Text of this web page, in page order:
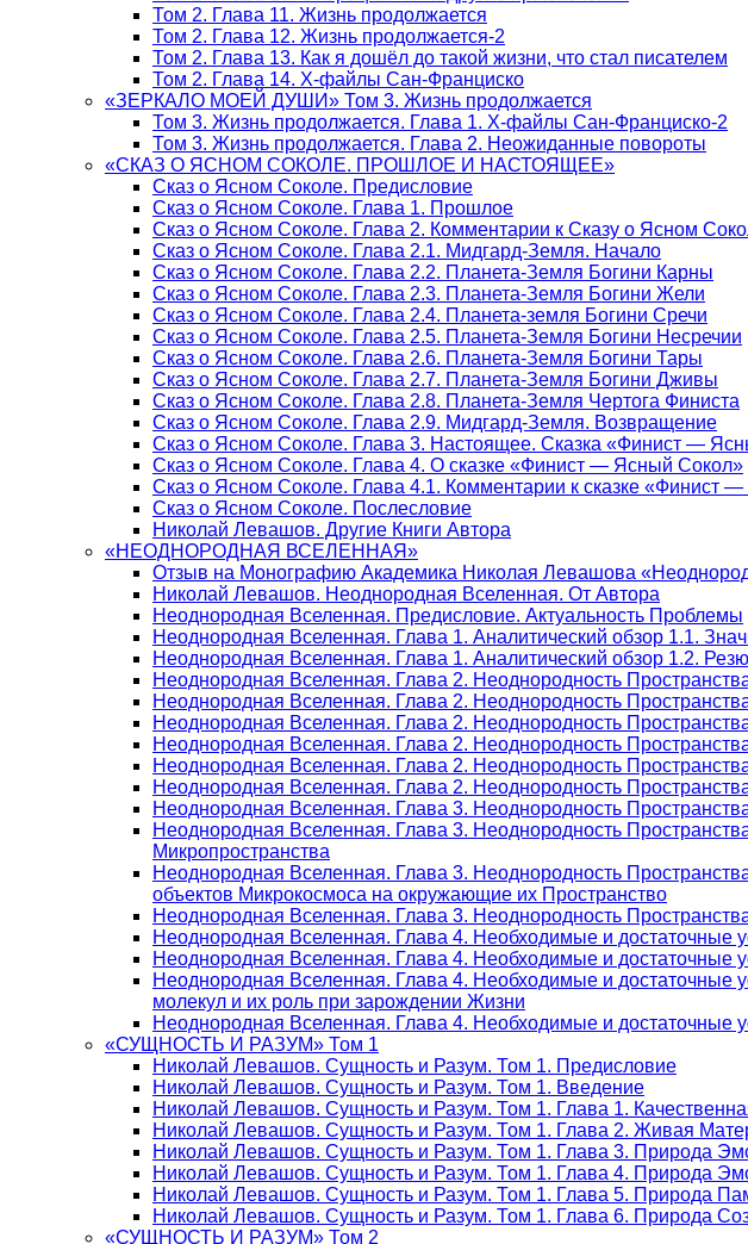
Том 2. Глава 11. Жизнь продолжается
Том 2. Глава 12. Жизнь продолжается-2
Том 2. Глава 13. Как я дошёл до такой жизни, что стал писателем
Том 2. Глава 14. Х-файлы Сан-Франциско
«ЗЕРКАЛО МОЕЙ ДУШИ» Том 3. Жизнь продолжается
Том 3. Жизнь продолжается. Глава 1. Х-файлы Сан-Франциско-2
Том 3. Жизнь продолжается. Глава 2. Неожиданные повороты
«СКАЗ О ЯСНОМ СОКОЛЕ. ПРОШЛОЕ И НАСТОЯЩЕЕ»
Сказ о Ясном Соколе. Предисловие
Сказ о Ясном Соколе. Глава 1. Прошлое
Сказ о Ясном Соколе. Глава 2. Комментарии к Сказу о Ясном
Сказ о Ясном Соколе. Глава 2.1. Мидгард-Земля. Начало
Сказ о Ясном Соколе. Глава 2.2. Планета-Земля Богини Карны
Сказ о Ясном Соколе. Глава 2.3. Планета-Земля Богини Жели
Сказ о Ясном Соколе. Глава 2.4. Планета-земля Богини Сречи
Сказ о Ясном Соколе. Глава 2.5. Планета-Земля Богини Несречии
Сказ о Ясном Соколе. Глава 2.6. Планета-Земля Богини Тары
Сказ о Ясном Соколе. Глава 2.7. Планета-Земля Богини Дживы
Сказ о Ясном Соколе. Глава 2.8. Планета-Земля Чертога Финиста
Сказ о Ясном Соколе. Глава 2.9. Мидгард-Земля. Возвращение
Сказ о Ясном Соколе. Глава 3. Настоящее. Сказка «Финист —
Сказ о Ясном Соколе. Глава 4. О сказке «Финист — Ясный Сокол»
Сказ о Ясном Соколе. Глава 4.1. Комментарии к сказке «Финист
Сказ о Ясном Соколе. Послесловие
Николай Левашов. Другие Книги Автора
«НЕОДНОРОДНАЯ ВСЕЛЕННАЯ»
Отзыв на Монографию Академика Николая Левашова
Николай Левашов. Неоднородная Вселенная. От Автора
Неоднородная Вселенная. Предисловие. Актуальность Проблемы
Неоднородная Вселенная. Глава 1. Аналитический обзор 1.1.
Неоднородная Вселенная. Глава 1. Аналитический обзор 1.2.
Неоднородная Вселенная. Глава 2. Неоднородность
Неоднородная Вселенная. Глава 2. Неоднородность
Неоднородная Вселенная. Глава 2. Неоднородность
Неоднородная Вселенная. Глава 2. Неоднородность
Неоднородная Вселенная. Глава 2. Неоднородность
Неоднородная Вселенная. Глава 2. Неоднородность
Неоднородная Вселенная. Глава 3. Неоднородность
Неоднородная Вселенная. Глава 3. Неоднородность
Микропространства
Неоднородная Вселенная. Глава 3. Неоднородность
объектов Микрокосмоса на окружающие их Пространство
Неоднородная Вселенная. Глава 3. Неоднородность
Неоднородная Вселенная. Глава 4. Необходимые и достаточные
Неоднородная Вселенная. Глава 4. Необходимые и достаточные
Неоднородная Вселенная. Глава 4. Необходимые и достаточные
молекул и их роль при зарождении Жизни
Неоднородная Вселенная. Глава 4. Необходимые и достаточные
«СУЩНОСТЬ И РАЗУМ» Том 1
Николай Левашов. Сущность и Разум. Том 1. Предисловие
Николай Левашов. Сущность и Разум. Том 1. Введение
Николай Левашов. Сущность и Разум. Том 1. Глава 1.
Николай Левашов. Сущность и Разум. Том 1. Глава 2. Живая
Николай Левашов. Сущность и Разум. Том 1. Глава 3. Природа
Николай Левашов. Сущность и Разум. Том 1. Глава 4. Природа
Николай Левашов. Сущность и Разум. Том 1. Глава 5. Природа
Николай Левашов. Сущность и Разум. Том 1. Глава 6. Природа
«СУЩНОСТЬ И РАЗУМ» Том 2